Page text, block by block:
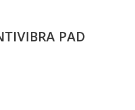
PAD